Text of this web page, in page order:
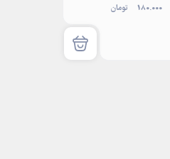
180.000 تومان